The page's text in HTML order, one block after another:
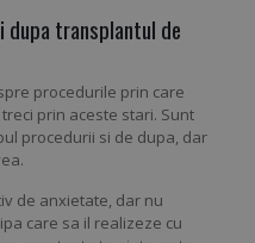
dupa transplantul de
procedurile prin care
prin aceste stari. Sunt
procedurii si de dupa, dar
de anxietate, dar nu
care sa il realizeze cu